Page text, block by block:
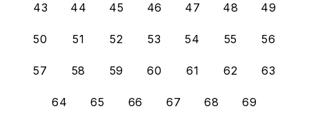
43 44 45 46 47 48 49
50 51 52 53 54 55 56
57 58 59 60 61 62 63
64 65 66 67 68 69